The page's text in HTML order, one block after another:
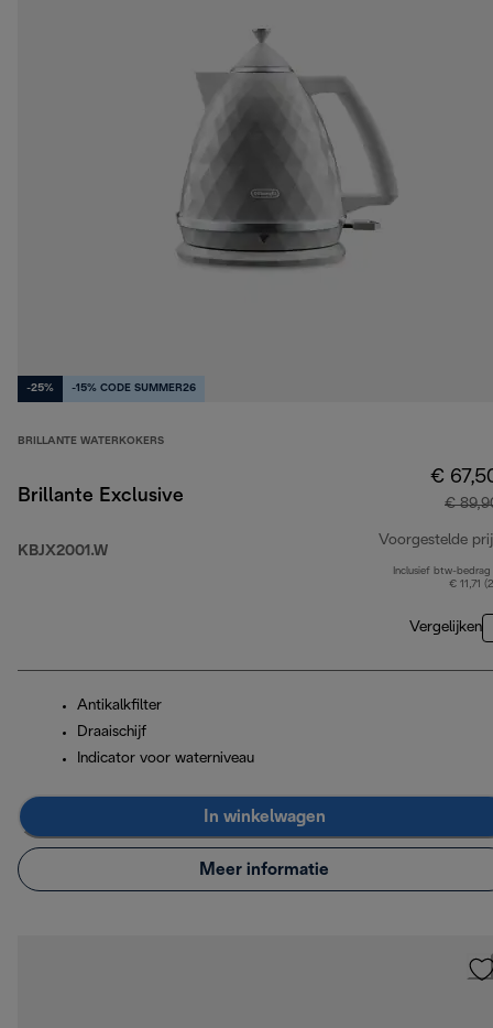
-25% -15% CODE SUMMER26
BRILLANTE WATERKOKERS
Brillante Exclusive
KBJX2001.W
€
€
Voorgestelde
Inclusief btw-bedrag
€ 11,71
Vergelijken
Antikalkfilter
Draaischijf
Indicator voor waterniveau
In winkelwagen
Meer informatie